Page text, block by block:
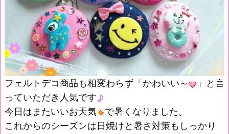
フェルトデコ商品も相変わらず「かわいい～
」と言
っていただき人気です
今日はまたいいお天気
で暑くなりました。
これからのシーズンは日焼けと暑さ対策もしっかり